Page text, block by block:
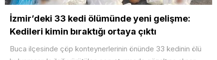
İzmir’deki 33 kedi ölümünde yeni gelişme:
Kedileri kimin bıraktığı ortaya çıktı
Buca ilçesinde çöp konteynerlerinin önünde 33 kedinin ölü